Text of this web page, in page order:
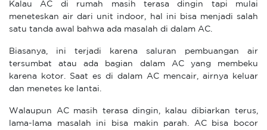
Kalau AC di rumah masih terasa dingin tapi mulai
meneteskan air dari unit indoor, hal ini bisa menjadi salah
satu tanda awal bahwa ada masalah di dalam AC.
Biasanya, ini terjadi karena saluran pembuangan air
tersumbat atau ada bagian dalam AC yang membeku
karena kotor. Saat es di dalam AC mencair, airnya keluar
dan menetes ke lantai.
Walaupun AC masih terasa dingin, kalau dibiarkan terus,
lama-lama masalah ini bisa makin parah. AC bisa bocor